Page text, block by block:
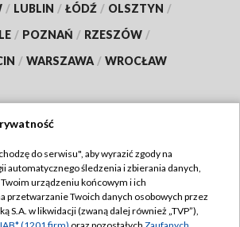
/ LUBLIN / ŁÓDŹ / OLSZTYN /
/ POZNAŃ / RZESZÓW /
/ WARSZAWA / WROCŁAW
TVP
Regulamin TVP
do serwisu", aby wyrazić zgody na
automatycznego śledzenia i zbierania danych,
urządzeniu końcowym i ich
przetwarzanie Twoich danych osobowych przez
S.A. w likwidacji (zwaną dalej również „TVP”),